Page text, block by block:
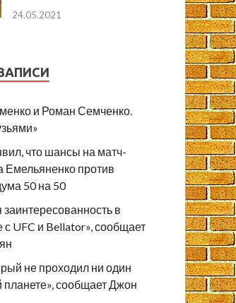
24.05.2021
и Роман Семченко.
что шансы на матч-
против
50 на 50
заинтересованность в
с UFC и Bellator», сообщает
не проходил ни один
планете», сообщает Джон